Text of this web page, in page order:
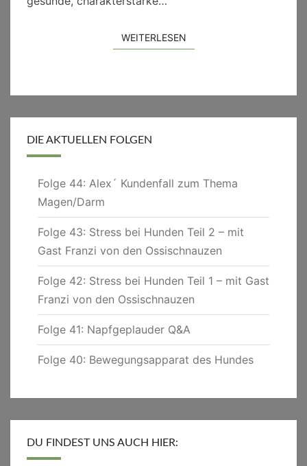
WEITERLESENWEITERLESEN
DIE AKTUELLEN FOLGEN
Folge 44: Alex´ Kundenfall zum Thema
Magen/Darm
Folge 43: Stress bei Hunden Teil 2 – mit
Gast Franzi von den Ossischnauzen
Folge 42: Stress bei Hunden Teil 1 – mit Gast
Franzi von den Ossischnauzen
Folge 41: Napfgeplauder Q&A
Folge 40: Bewegungsapparat des Hundes
DU FINDEST UNS AUCH HIER: